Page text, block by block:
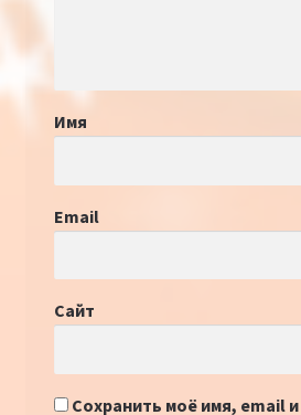
Имя
Email
Сайт
Сохранить моё имя, email